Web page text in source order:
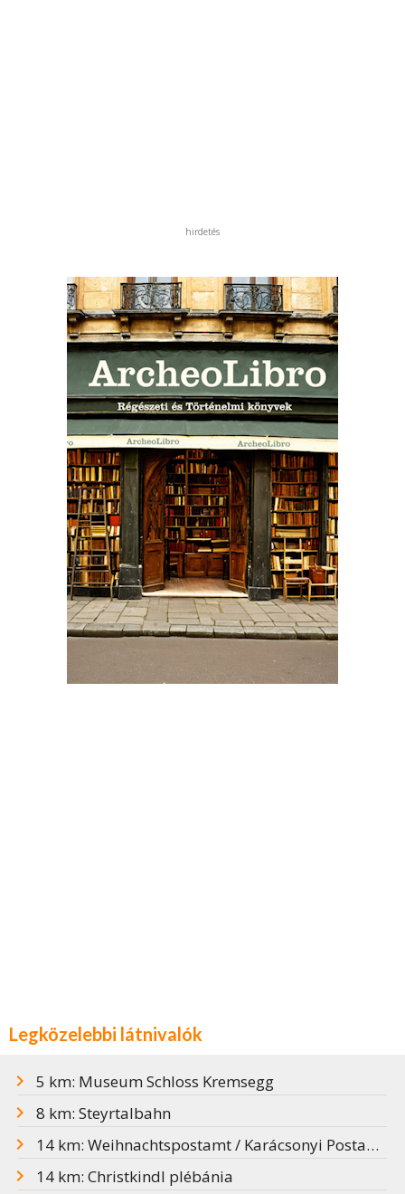
hirdetés
Legközelebbi látnivalók
5 km: Museum Schloss Kremsegg
8 km: Steyrtalbahn
14 km: Weihnachtspostamt / Karácsonyi Postahivatal
14 km: Christkindl plébánia